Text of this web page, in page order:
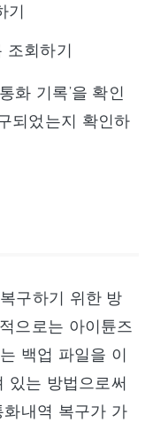
기
조회하기
화 기록’을 확인
되었는지 확인하
구하기 위한 방
으로는 아이튠즈
백업 파일을 이
있는 방법으로써
내역 복구가 가